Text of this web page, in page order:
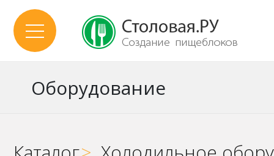
Оборудование